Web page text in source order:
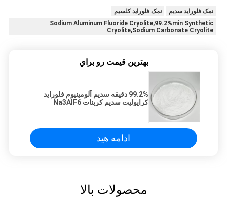
نمک فلوراید سدیم
نمک فلوراید کلسیم
Sodium Aluminum Fluoride Cryolite,99.2%min Synthetic
Cryolite,Sodium Carbonate Cryolite
بهترين قيمت رو براي
99.2% دقیقه سدیم آلومینیوم فلوراید
کرایولیت سدیم کربنات Na3AlF6
ادامه هید
محصولات بالا